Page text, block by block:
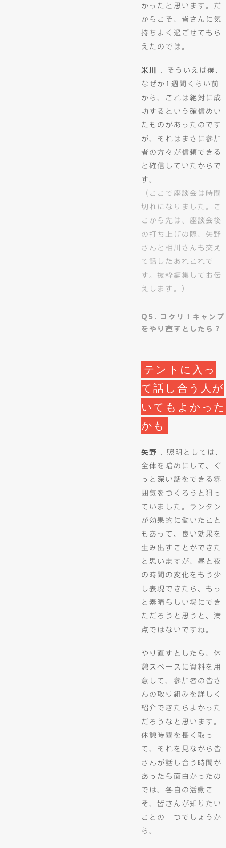
かったと思います。だ
からこそ、皆さんに気
持ちよく過ごせてもら
えたのでは。
米川 : そういえば僕、
なぜか1週間くらい前
から、これは絶対に成
功するという確信めい
たものがあったのです
が、それはまさに参加
者の方々が信頼できる
と確信していたからで
す。
（ここで座談会は時間
切れになりました。こ
こから先は、座談会後
の打ち上げの際、矢野
さんと相川さんも交え
て話したあれこれで
す。抜粋編集してお伝
えします。）
Q5. コクリ！キャンプ
をやり直すとしたら？
テントに入っ
て話し合う人が
いてもよかった
かも
矢野 : 照明としては、
全体を暗めにして、ぐ
っと深い話をできる雰
囲気をつくろうと狙っ
ていました。ランタン
が効果的に働いたこと
もあって、良い効果を
生み出すことができた
と思いますが、昼と夜
の時間の変化をもう少
し表現できたら、もっ
と素晴らしい場にでき
ただろうと思うと、満
点ではないですね。
やり直すとしたら、休
憩スペースに資料を用
意して、参加者の皆さ
んの取り組みを詳しく
紹介できたらよかった
だろうなと思います。
休憩時間を長く取っ
て、それを見ながら皆
さんが話し合う時間が
あったら面白かったの
では。各自の活動こ
そ、皆さんが知りたい
ことの一つでしょうか
ら。